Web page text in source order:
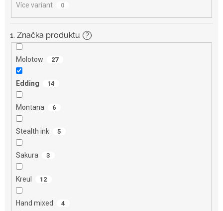
Více variant 0
1. Značka produktu ?
Molotow 27
Edding 14
Montana 6
Stealth ink 5
Sakura 3
Kreul 12
Hand mixed 4